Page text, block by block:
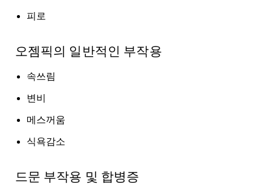
피로
오젬픽의 일반적인 부작용
속쓰림
변비
메스꺼움
식욕감소
드문 부작용 및 합병증